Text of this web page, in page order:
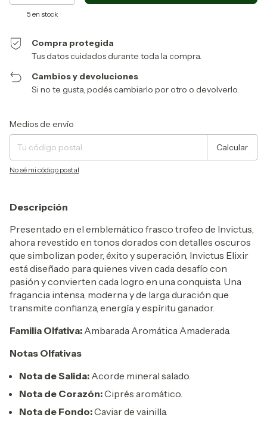
5 en stock
Compra protegida
Tus datos cuidados durante toda la compra.
Cambios y devoluciones
Si no te gusta, podés cambiarlo por otro o devolverlo.
Entregas para el CP:
Medios de envío
Calcular
No sé mi código postal
Descripción
Presentado en el emblemático frasco trofeo de Invictus,
ahora revestido en tonos dorados con detalles oscuros
que simbolizan poder, éxito y superación, Invictus Elixir
está diseñado para quienes viven cada desafío con
pasión y convierten cada logro en una conquista. Una
fragancia intensa, moderna y de larga duración que
transmite confianza, energía y espíritu ganador.
Familia Olfativa: Ambarada Aromática Amaderada.
Notas Olfativas
Nota de Salida: Acorde mineral salado.
Nota de Corazón:Ciprés aromático.
Nota de Fondo:Caviar de vainilla.